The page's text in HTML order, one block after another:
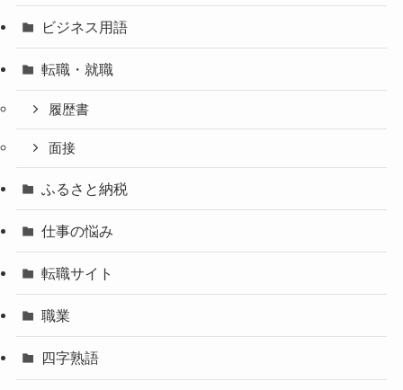
ビジネス用語
転職・就職
履歴書
面接
ふるさと納税
仕事の悩み
転職サイト
職業
四字熟語